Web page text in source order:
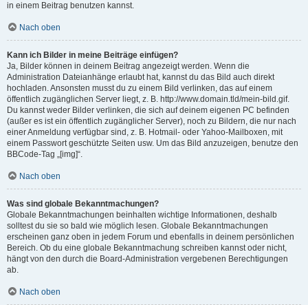
in einem Beitrag benutzen kannst.
Nach oben
Kann ich Bilder in meine Beiträge einfügen?
Ja, Bilder können in deinem Beitrag angezeigt werden. Wenn die
Administration Dateianhänge erlaubt hat, kannst du das Bild auch direkt
hochladen. Ansonsten musst du zu einem Bild verlinken, das auf einem
öffentlich zugänglichen Server liegt, z. B. http://www.domain.tld/mein-bild.gif.
Du kannst weder Bilder verlinken, die sich auf deinem eigenen PC befinden
(außer es ist ein öffentlich zugänglicher Server), noch zu Bildern, die nur nach
einer Anmeldung verfügbar sind, z. B. Hotmail- oder Yahoo-Mailboxen, mit
einem Passwort geschützte Seiten usw. Um das Bild anzuzeigen, benutze den
BBCode-Tag „[img]“.
Nach oben
Was sind globale Bekanntmachungen?
Globale Bekanntmachungen beinhalten wichtige Informationen, deshalb
solltest du sie so bald wie möglich lesen. Globale Bekanntmachungen
erscheinen ganz oben in jedem Forum und ebenfalls in deinem persönlichen
Bereich. Ob du eine globale Bekanntmachung schreiben kannst oder nicht,
hängt von den durch die Board-Administration vergebenen Berechtigungen
ab.
Nach oben